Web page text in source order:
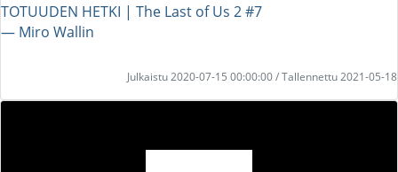
TOTUUDEN HETKI | The Last of Us 2 #7
― Miro Wallin
Julkaistu 2020-07-15 00:00:00 / Tallennettu 2021-05-18